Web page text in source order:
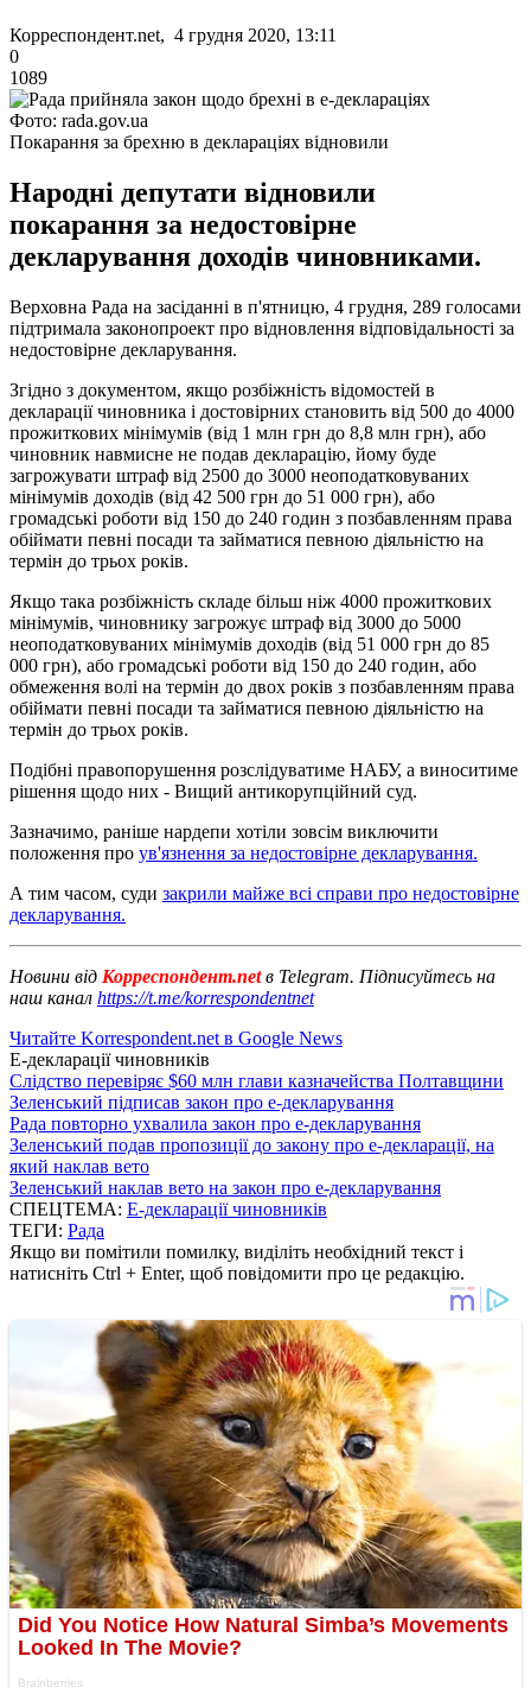
Корреспондент.net, 4 грудня 2020, 13:11
0
1089
Фото: rada.gov.ua
Покарання за брехню в деклараціях відновили
Народні депутати відновили
покарання за недостовірне
декларування доходів чиновниками.
Верховна Рада на засіданні в п'ятницю, 4 грудня, 289 голосами
підтримала законопроект про відновлення відповідальності за
недостовірне декларування.
Згідно з документом, якщо розбіжність відомостей в
декларації чиновника і достовірних становить від 500 до 4000
прожиткових мінімумів (від 1 млн грн до 8,8 млн грн), або
чиновник навмисне не подав декларацію, йому буде
загрожувати штраф від 2500 до 3000 неоподатковуваних
мінімумів доходів (від 42 500 грн до 51 000 грн), або
громадські роботи від 150 до 240 годин з позбавленням права
обіймати певні посади та займатися певною діяльністю на
термін до трьох років.
Якщо така розбіжність складе більш ніж 4000 прожиткових
мінімумів, чиновнику загрожує штраф від 3000 до 5000
неоподатковуваних мінімумів доходів (від 51 000 грн до 85
000 грн), або громадські роботи від 150 до 240 годин, або
обмеження волі на термін до двох років з позбавленням права
обіймати певні посади та займатися певною діяльністю на
термін до трьох років.
Подібні правопорушення розслідуватиме НАБУ, а виноситиме
рішення щодо них - Вищий антикорупційний суд.
Зазначимо, раніше нардепи хотіли зовсім виключити
положення про ув'язнення за недостовірне декларування.
А тим часом, суди закрили майже всі справи про недостовірне
декларування.
Новини від Корреспондент.netв Telegram. Підписуйтесь на
наш канал https://t.me/korrespondentnet
Читайте Korrespondent.net в Google News
Е-декларації чиновників
Слідство перевіряє $60 млн глави казначейства Полтавщини
Зеленський підписав закон про е-декларування
Рада повторно ухвалила закон про е-декларування
Зеленський подав пропозиції до закону про е-декларації, на
який наклав вето
Зеленський наклав вето на закон про е-декларування
СПЕЦТЕМА: Е-декларації чиновників
ТЕГИ: Рада
Якщо ви помітили помилку, виділіть необхідний текст і
натисніть Ctrl + Enter, щоб повідомити про це редакцію.